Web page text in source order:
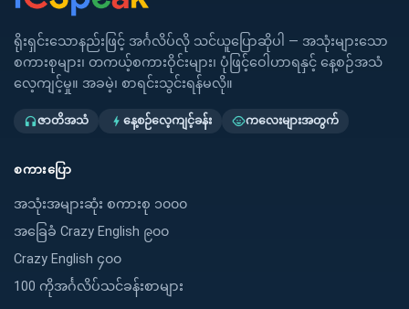
ရိုးရှင်းသောနည်းဖြင့် အင်္ဂလိပ်လို သင်ယူပြောဆိုပါ — အသုံးများသော
စကားစုများ၊ တကယ့်စကားဝိုင်းများ၊ ပုံဖြင့်ဝေါဟာရနှင့် နေ့စဉ်အသံ
လေ့ကျင့်မှု။ အခမဲ့၊ စာရင်းသွင်းရန်မလို။
headphonesဇာတိအသံ bolt နေ့စဉ်လေ့ကျင့်ခန်း child_careကလေးများအတွက်
စကားပြော
အသုံးအများဆုံး စကားစု ၁၀၀၀
အခြေခံ Crazy English ၉၀၀
Crazy English ၄၀၀
100 ကိုအင်္ဂလိပ်သင်ခန်းစာများ